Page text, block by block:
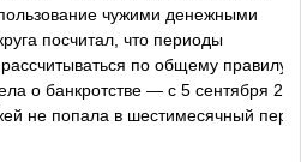
чужими денежными
посчитал, что периоды
по общему правилу,
о банкротстве — с 5 сентября
не попала в шестимесячный